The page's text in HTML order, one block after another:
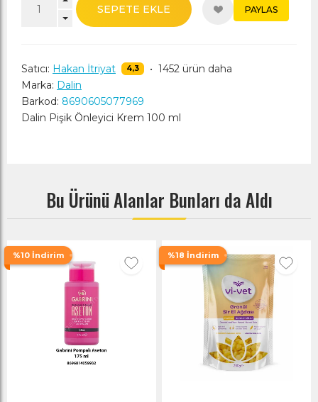
SEPETE EKLE PAYLAS
Satıcı: Hakan İtriyat 4,3 • 1452 ürün daha
Marka: Dalin
Barkod: 8690605077969
Dalin Pişik Önleyici Krem 100 ml
Bu Ürünü Alanlar Bunları da Aldı
%10 İndirim %18 İndirim